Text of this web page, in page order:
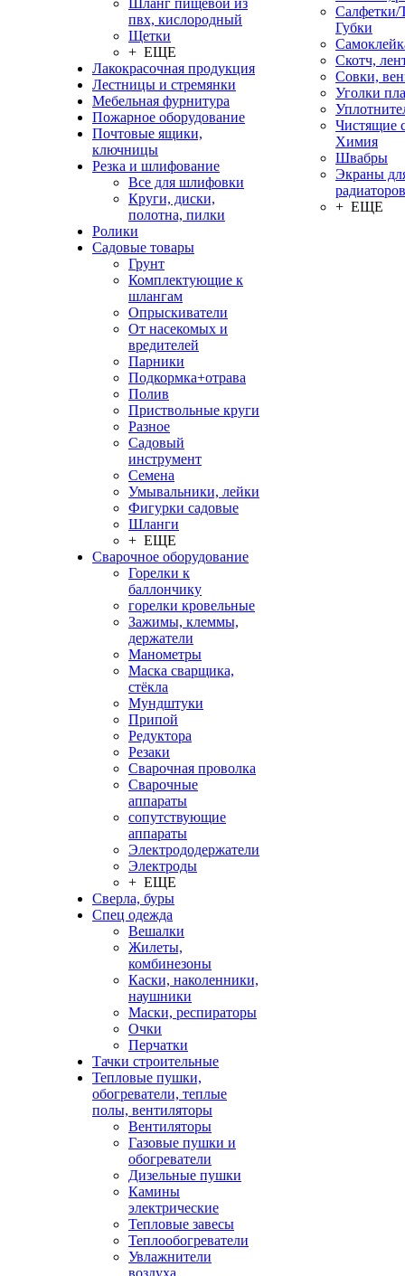
Шланг пищевой из
пвх, кислородный
Щетки
+ ЕЩЕ
Лакокрасочная продукция
Лестницы и стремянки
Мебельная фурнитура
Пожарное оборудование
Почтовые ящики,
ключницы
Резка и шлифование
Все для шлифовки
Круги, диски,
полотна, пилки
Ролики
Садовые товары
Грунт
Комплектующие к
шлангам
Опрыскиватели
От насекомых и
вредителей
Парники
Подкормка+отрава
Полив
Приствольные круги
Разное
Садовый
инструмент
Семена
Умывальники, лейки
Фигурки садовые
Шланги
+ ЕЩЕ
Сварочное оборудование
Горелки к
баллончику
горелки кровельные
Зажимы, клеммы,
держатели
Манометры
Маска сварщика,
стёкла
Мундштуки
Припой
Редуктора
Резаки
Сварочная проволка
Сварочные
аппараты
сопутствующие
аппараты
Электрододержатели
Электроды
+ ЕЩЕ
Сверла, буры
Спец одежда
Вешалки
Жилеты,
комбинезоны
Каски, наколенники,
наушники
Маски, респираторы
Очки
Перчатки
Тачки строительные
Тепловые пушки,
обогреватели, теплые
полы, вентиляторы
Вентиляторы
Газовые пушки и
обогреватели
Дизельные пушки
Камины
электрические
Тепловые завесы
Теплообогреватели
Увлажнители
воздуха
Салфетки/
Губки
Скотч,
Совки,
Уголки
Чистящие
Химия
Швабры
Экраны
радиаторов
+ ЕЩЕ